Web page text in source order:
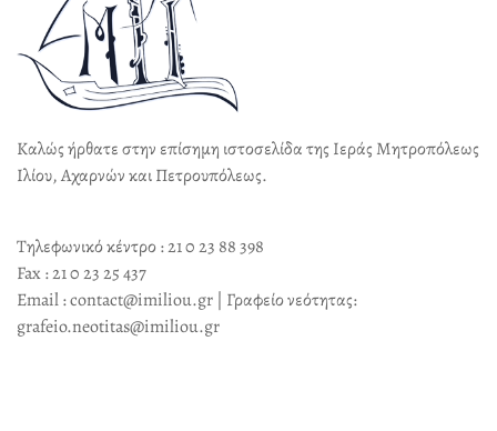
Καλώς ήρθατε στην επίσημη ιστοσελίδα της Ιεράς Μητροπόλεως
Ιλίου, Αχαρνών και Πετρουπόλεως.
Τηλεφωνικό κέντρο : 21 0 23 88 398
Fax : 21 0 23 25 437
Email : contact@imiliou.gr | Γραφείο νεότητας:
grafeio.neotitas@imiliou.gr